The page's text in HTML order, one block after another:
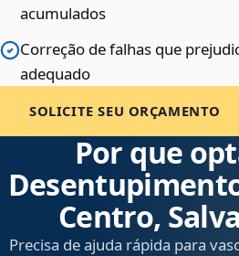
acumulados
Correção de falhas que
adequado
SOLICITE SEU ORÇAMENTO
Por que
Centro,
Precisa de ajuda rápida para